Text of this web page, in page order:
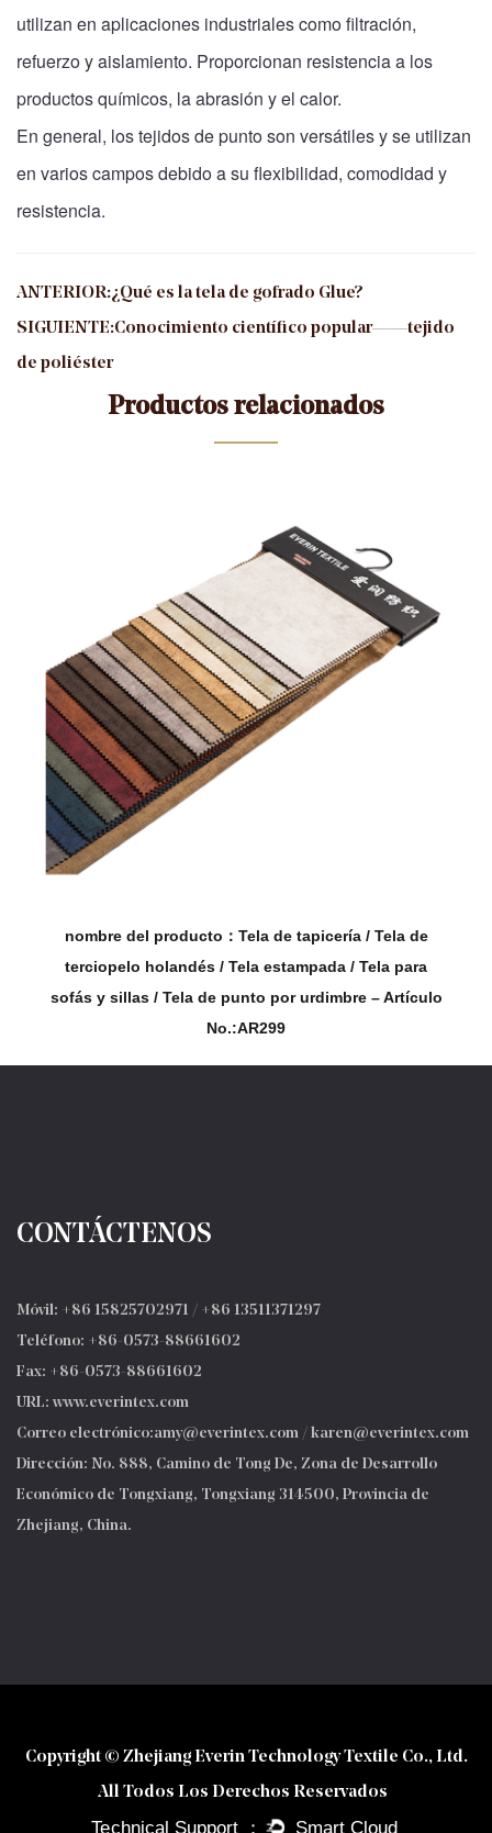
utilizan en aplicaciones industriales como filtración,
refuerzo y aislamiento. Proporcionan resistencia a los
productos químicos, la abrasión y el calor.
En general, los tejidos de punto son versátiles y se utilizan
en varios campos debido a su flexibilidad, comodidad y
resistencia.
ANTERIOR:¿Qué es la tela de gofrado Glue?
SIGUIENTE:Conocimiento científico popular——tejido
de poliéster
Productos relacionados
nombre del producto：Tela de tapicería / Tela de
terciopelo holandés / Tela estampada / Tela para
sofás y sillas / Tela de punto por urdimbre – Artículo
No.:AR299
CONTÁCTENOS
Móvil: +86 15825702971 / +86 13511371297
Teléfono: +86-0573-88661602
Fax: +86-0573-88661602
URL: www.everintex.com
Correo electrónico:amy@everintex.com / karen@everintex.com
Dirección: No. 888, Camino de Tong De, Zona de Desarrollo
Económico de Tongxiang, Tongxiang 314500, Provincia de
Zhejiang, China.
Copyright © Zhejiang Everin Technology Textile Co., Ltd.
All Todos Los Derechos Reservados